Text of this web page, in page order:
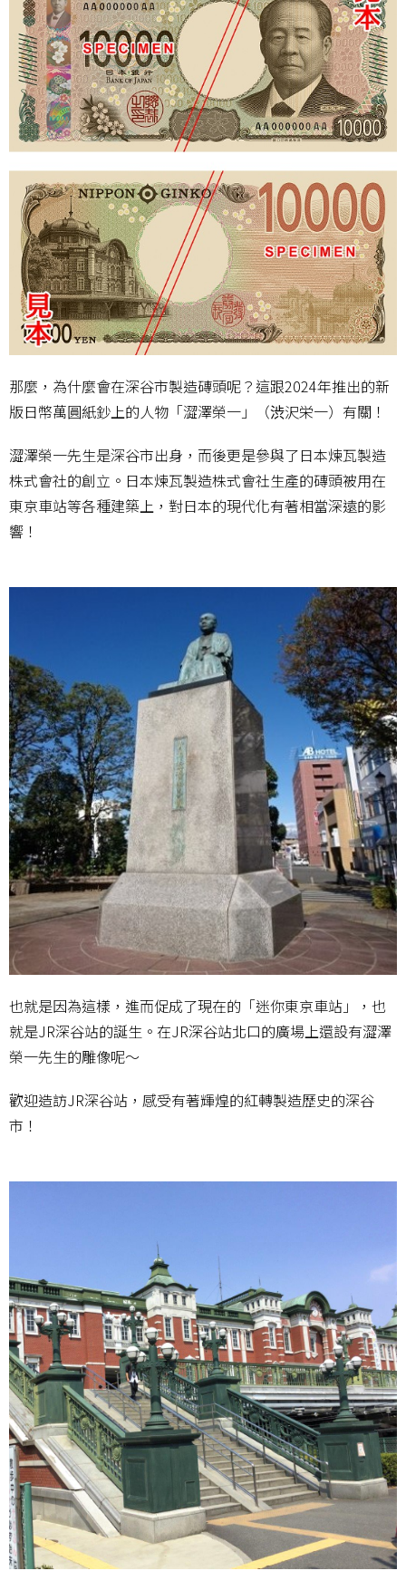
那麼，為什麼會在深谷市製造磚頭呢？這跟2024年推出的新
版日幣萬圓紙鈔上的人物「澀澤榮一」（渋沢栄一）有關！
澀澤榮一先生是深谷市出身，而後更是參與了日本煉瓦製造
株式會社的創立。日本煉瓦製造株式會社生產的磚頭被用在
東京車站等各種建築上，對日本的現代化有著相當深遠的影
響！
也就是因為這樣，進而促成了現在的「迷你東京車站」，也
就是JR深谷站的誕生。在JR深谷站北口的廣場上還設有澀澤
榮一先生的雕像呢～
歡迎造訪JR深谷站，感受有著輝煌的紅轉製造歷史的深谷
市！